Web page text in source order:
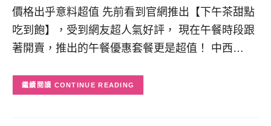
價格出乎意料超值 先前看到官網推出【下午茶甜點
吃到飽】，受到網友超人氣好評， 現在午餐時段跟
著開賣，推出的午餐優惠套餐更是超值！ 中西…
CONTINUE READING